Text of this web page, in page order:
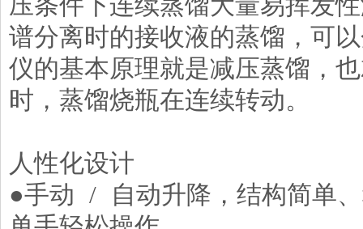
压条件下连续蒸馏大量易挥发
谱分离时的接收液的蒸馏，可
仪的基本原理就是减压蒸馏，
时，蒸馏烧瓶在连续转动。
人性化设计
●手动 / 自动升降，结构简单